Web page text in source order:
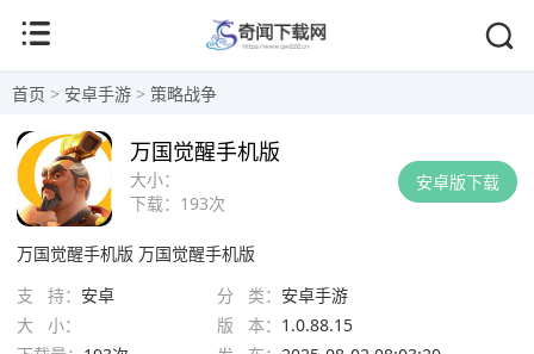
首页 > 安卓手游 > 策略战争
安卓版下载
大小：
下载： 193次
万国觉醒手机版
万国觉醒手机版 万国觉醒手机版
支 持： 安卓 分 类： 安卓手游
大 小：
版 本： 1.0.88.15